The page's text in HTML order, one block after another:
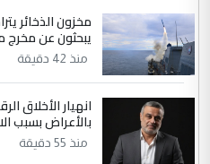
سردار
التعليق : واحد من
جنسية الرافد الثالث
ابا فرات ...
الموضوع :
الجواهري يرد
مضجعيك يابن الزنا (نص
مخزون الذخائر
يبحثون عن مخرج
منذ 42 دقيقة
انهيار الأخلاق
بالأعراض بسبب
منذ 55 دقيقة